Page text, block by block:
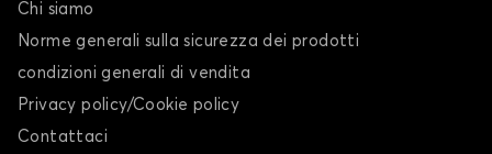
Chi siamo
Norme generali sulla sicurezza dei prodotti
condizioni generali di vendita
Privacy policy/Cookie policy
Contattaci